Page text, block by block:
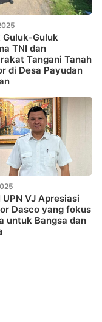
Guluk-Guluk
TNI dan
Tangani Tanah
di Desa Payudan
UPN VJ Apresiasi
Dasco yang fokus
untuk Bangsa dan